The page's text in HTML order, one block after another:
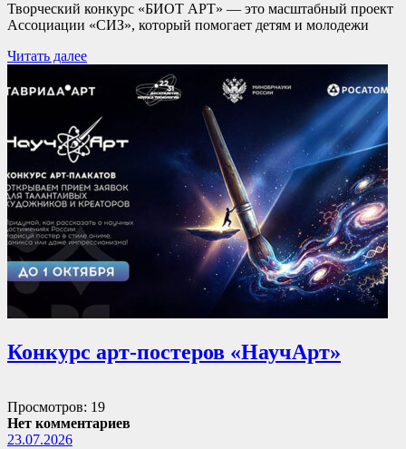
Творческий конкурс «БИОТ АРТ» — это масштабный проект
Ассоциации «СИЗ», который помогает детям и молодежи
Читать далее
Конкурс арт-постеров «НаучАрт»
Просмотров: 19
Нет комментариев
23.07.2026